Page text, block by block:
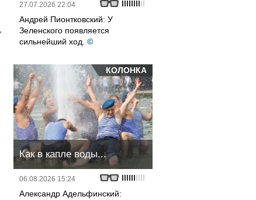
27.07.2026 22:04
Андрей Пионтковский: У
Зеленского появляется
сильнейший ход. ©
КОЛОНКА
Как в капле воды...
06.08.2026 15:24
Александр Адельфинский: